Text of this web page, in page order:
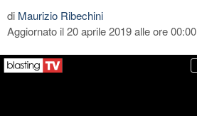
di Maurizio Ribechini
Aggiornato il 20 aprile 2019 alle ore 00:00